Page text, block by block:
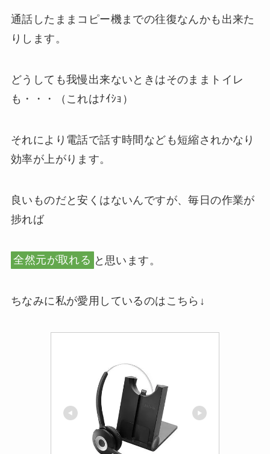
通話したままコピー機までの往復なんかも出来た
りします。
どうしても我慢出来ないときはそのままトイレ
も・・・（これはﾅｲｼｮ）
それにより電話で話す時間なども短縮されかなり
効率が上がります。
良いものだと安くはないんですが、毎日の作業が
捗れば
全然元が取れる と思います。
ちなみに私が愛用しているのはこちら↓